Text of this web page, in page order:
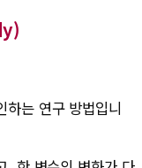
하는 연구 방법입니